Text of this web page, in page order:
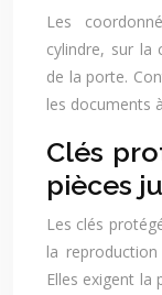
Les
cylindre, sur la
de la porte.
les documents
Clés
pièces
Les clés
la
Elles exigent la